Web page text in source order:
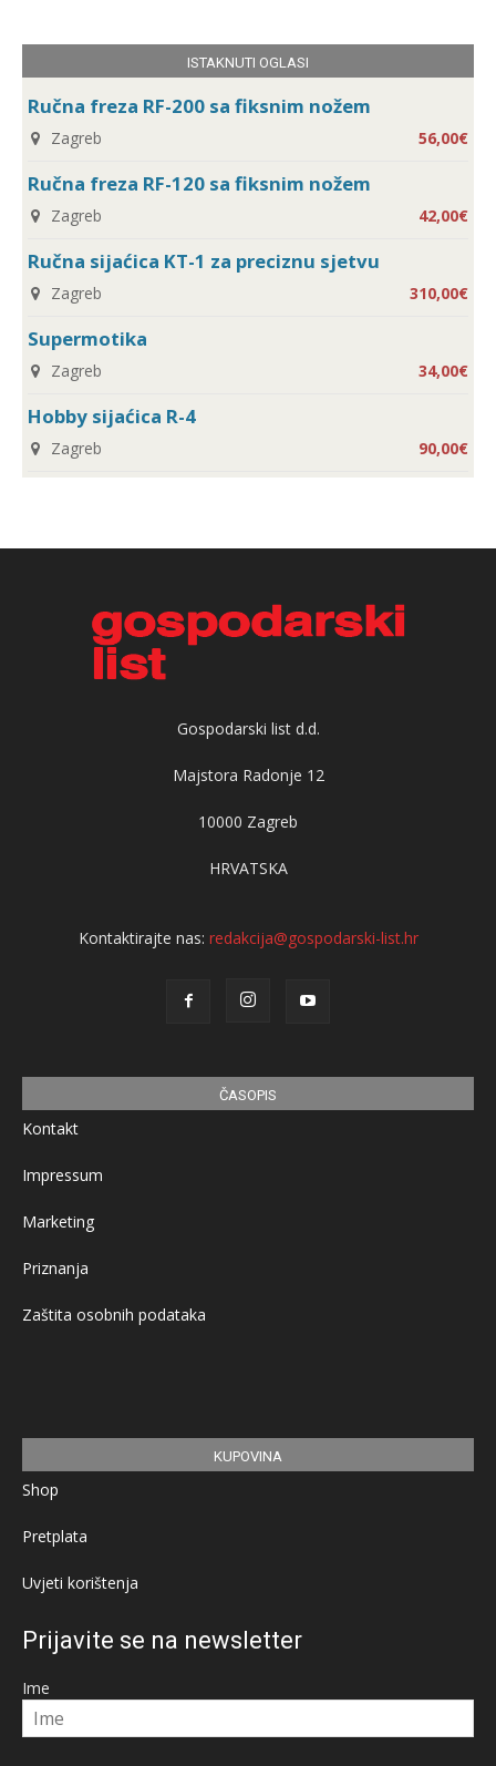
ISTAKNUTI OGLASI
Ručna freza RF-200 sa fiksnim nožem
Zagreb 56,00€
Ručna freza RF-120 sa fiksnim nožem
Zagreb 42,00€
Ručna sijaćica KT-1 za preciznu sjetvu
Zagreb 310,00€
Supermotika
Zagreb 34,00€
Hobby sijaćica R-4
Zagreb 90,00€
Gospodarski list d.d.
Majstora Radonje 12
10000 Zagreb
HRVATSKA
Kontaktirajte nas: redakcija@gospodarski-list.hr
ČASOPIS
Kontakt
Impressum
Marketing
Priznanja
Zaštita osobnih podataka
KUPOVINA
Shop
Pretplata
Uvjeti korištenja
Prijavite se na newsletter
Ime